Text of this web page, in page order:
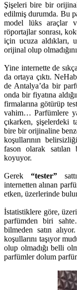
Şişeleri bire bir
edilmiş durumda. Bu
model lüks araçlar
röportajlar sonrası,
için ucuza aldıkları,
orijinal olup
Yine internette de
da ortaya çıktı.
de Antalya’da bir
onda bir fiyatına
firmalarına götürüp
vahim… Parfümlere
çıkarken, şişelerdeki
bire bir orijinaline
koşullarının
fason olarak satılan
koyuyor.
Gerek“tester”
internetten alınan
etken, üzerlerinde
İstatistiklere göre,
parfümden biri
bilmeden satın
koşullarını taşıyor
olup olmadığı belli
parfümler dolum